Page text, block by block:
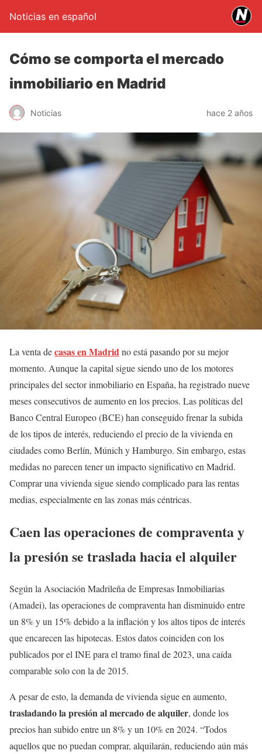
Noticias en español
Cómo se comporta el mercado
inmobiliario en Madrid
Noticias hace 2 años
La venta decasas en Madridno está pasando por su mejor
momento. Aunque la capital sigue siendo uno de los motores
principales del sector inmobiliario en España, ha registrado nueve
meses consecutivos de aumento en los precios. Las políticas del
Banco Central Europeo (BCE) han conseguido frenar la subida
de los tipos de interés, reduciendo el precio de la vivienda en
ciudades como Berlín, Múnich y Hamburgo. Sin embargo, estas
medidas no parecen tener un impacto significativo en Madrid.
Comprar una vivienda sigue siendo complicado para las rentas
medias, especialmente en las zonas más céntricas.
Caen las operaciones de compraventa y
la presión se traslada hacia el alquiler
Según la Asociación Madrileña de Empresas Inmobiliarias
(Amadei), las operaciones de compraventa han disminuido entre
un 8% y un 15% debido a la inflación y los altos tipos de interés
que encarecen las hipotecas. Estos datos coinciden con los
publicados por el INE para el tramo final de 2023, una caída
comparable solo con la de 2015.
A pesar de esto, la demanda de vivienda sigue en aumento,
trasladando la presión al mercado de alquiler, donde los
precios han subido entre un 8% y un 10% en 2024. “Todos
aquellos que no puedan comprar, alquilarán, reduciendo aún más